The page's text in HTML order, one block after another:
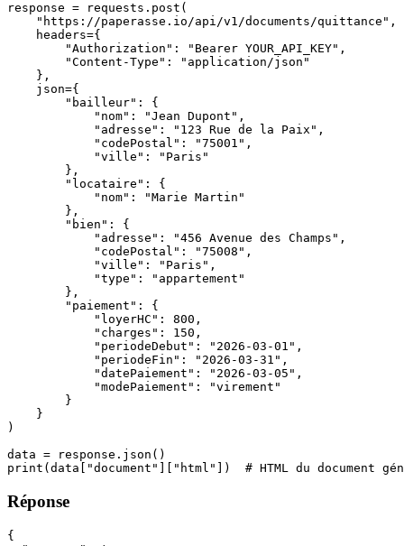
response = requests.post(
    "https://paperasse.io/api/v1/documents/quittance",
    headers={
        "Authorization": "Bearer YOUR_API_KEY",
        "Content-Type": "application/json"
    },
    json={
        "bailleur": {
            "nom": "Jean Dupont",
            "adresse": "123 Rue de la Paix",
            "codePostal": "75001",
            "ville": "Paris"
        },
        "locataire": {
            "nom": "Marie Martin"
        },
        "bien": {
            "adresse": "456 Avenue des Champs",
            "codePostal": "75008",
            "ville": "Paris",
            "type": "appartement"
        },
        "paiement": {
            "loyerHC": 800,
            "charges": 150,
            "periodeDebut": "2026-03-01",
            "periodeFin": "2026-03-31",
            "datePaiement": "2026-03-05",
            "modePaiement": "virement"
        }
    }
)
data = response.json()
print(data["document"]["html"])  # HTML du document
Réponse
{